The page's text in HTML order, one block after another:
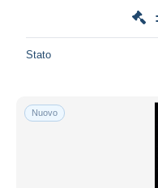
Stato
Nuovo